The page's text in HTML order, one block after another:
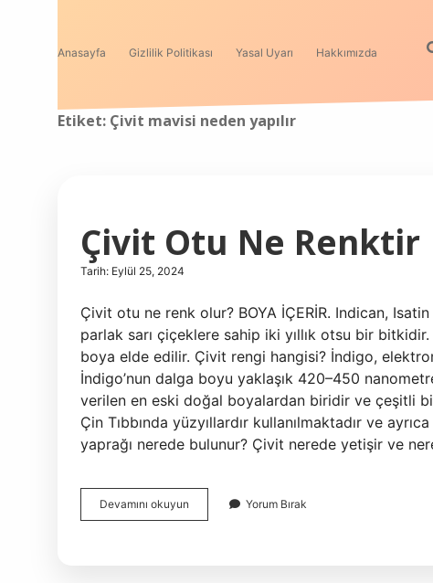
Anasayfa Gizlilik Politikası Yasal Uyarı Hakkımızda
Etiket: Çivit mavisi neden yapılır
Çivit Otu Ne Renktir
Tarih: Eylül 25, 2024
Çivit otu ne renk olur? BOYA İÇERİR. Indican,
parlak sarı çiçeklere sahip iki yıllık otsu bir
boya elde edilir. Çivit rengi hangisi? İndigo,
İndigo’nun dalga boyu yaklaşık 420–450
verilen en eski doğal boyalardan biridir ve çeşitli
Çin Tıbbında yüzyıllardır kullanılmaktadır ve
yaprağı nerede bulunur? Çivit nerede yetişir ve
Devamını okuyun
Otu
Yorum Bırak